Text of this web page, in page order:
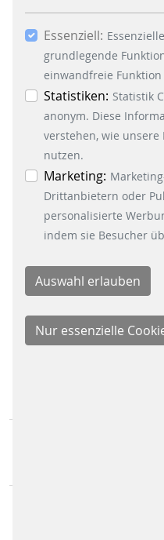
Häkchen bei
dem Button „Auswahl
die Verwendung
Button „Accept all
Essenzielle-,
akzeptiert. In der
können Sie zu den
differenzierte
Ihre Einwilligung
auf den Button
klicken.
Essenziell:
grundlegende
einwandfreie
Statistiken: Statistik
anonym. Diese
verstehen, wie unsere
nutzen.
Marketing:
Drittanbietern oder
personalisierte
indem sie Besucher
GESCHÄFTSBEREICHE
Signalling Systems
Energy Retail Solutions
Parking Solutions
Fare Collection Systems
SOCIAL MEDIA
Xing
LinkedIn
Youtube
Instagram
Instagram Parking
KONTAKT
Scheidt & Bachmann
Breite Straße 132